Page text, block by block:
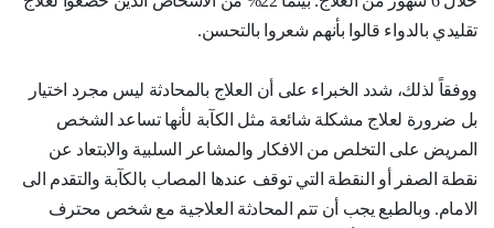
تقليدي بالدواء قالوا بأنهم شعروا بالتحسن.
ووفقاً لذلك، شدد الخبراء على أن العلاج بالمحادثة ليس مجرد اختيار
بل ضرورة لعلاج مشكلة شائعة مثل الكآبة لأنها تساعد الشخص
المريض على التخلص من الافكار والمشاعر السلبية والابتعاد عن
نقطة الصفر أو النقطة التي توقف عندها المصاب بالكآبة والتقدم الى
الامام. وبالطبع يجب أن تتم المحادثة العلاجية مع شخص محترف